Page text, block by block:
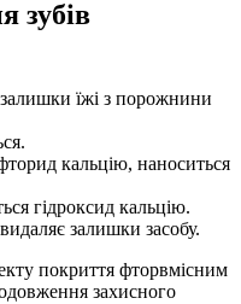
зубів
їжі з порожнини
кальцію, наноситься
гідроксид кальцію.
залишки засобу.
покриття фторвмісним
захисного